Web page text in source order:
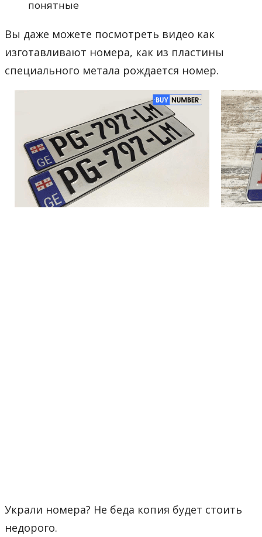
понятные
Вы даже можете посмотреть видео как
изготавливают номера, как из пластины
специального метала рождается номер.
Украли номера? Не беда копия будет стоить
недорого.